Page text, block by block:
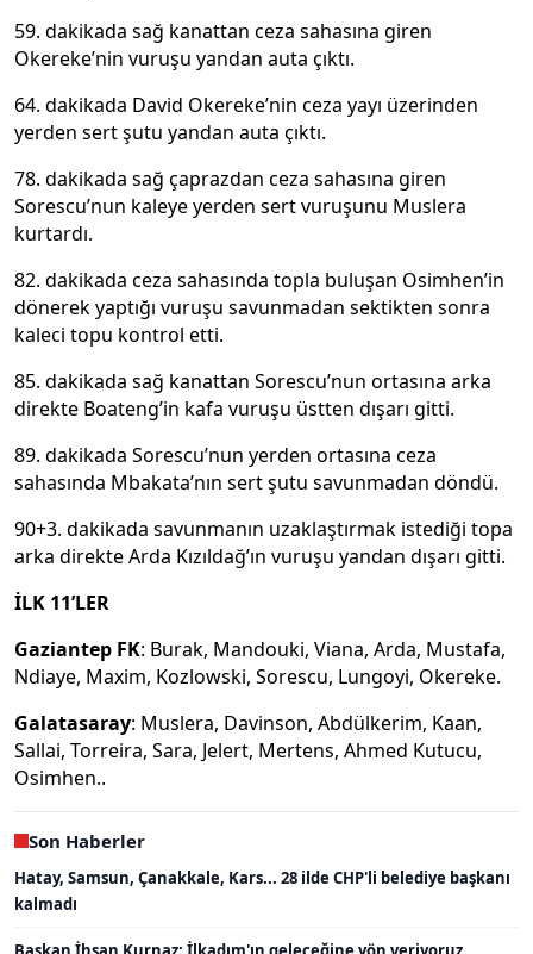
59. dakikada sağ kanattan ceza sahasına giren
Okereke’nin vuruşu yandan auta çıktı.
64. dakikada David Okereke’nin ceza yayı üzerinden
yerden sert şutu yandan auta çıktı.
78. dakikada sağ çaprazdan ceza sahasına giren
Sorescu’nun kaleye yerden sert vuruşunu Muslera
kurtardı.
82. dakikada ceza sahasında topla buluşan Osimhen’in
dönerek yaptığı vuruşu savunmadan sektikten sonra
kaleci topu kontrol etti.
85. dakikada sağ kanattan Sorescu’nun ortasına arka
direkte Boateng’in kafa vuruşu üstten dışarı gitti.
89. dakikada Sorescu’nun yerden ortasına ceza
sahasında Mbakata’nın sert şutu savunmadan döndü.
90+3. dakikada savunmanın uzaklaştırmak istediği topa
arka direkte Arda Kızıldağ’ın vuruşu yandan dışarı gitti.
İLK 11’LER
Gaziantep FK: Burak, Mandouki, Viana, Arda, Mustafa,
Ndiaye, Maxim, Kozlowski, Sorescu, Lungoyi, Okereke.
Galatasaray: Muslera, Davinson, Abdülkerim, Kaan,
Sallai, Torreira, Sara, Jelert, Mertens, Ahmed Kutucu,
Osimhen..
Son Haberler
Hatay, Samsun, Çanakkale, Kars... 28 ilde CHP'li belediye başkanı
kalmadı